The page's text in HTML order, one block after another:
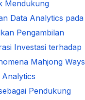
Mendukung
Data Analytics pada
Pengambilan
Investasi terhadap
Mahjong Ways
Pendukung